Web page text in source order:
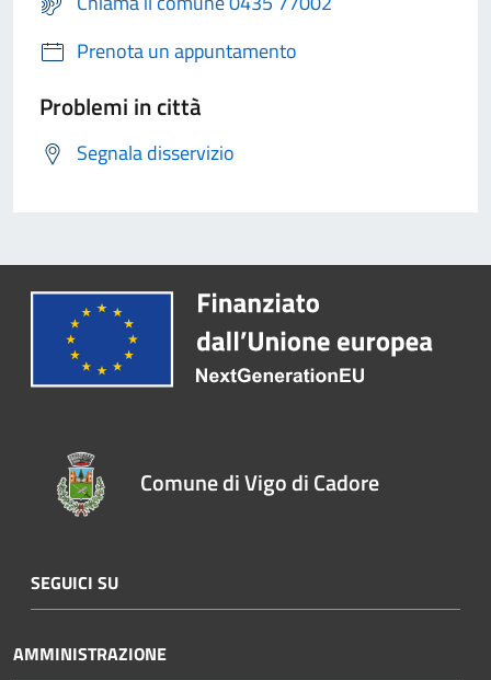
Prenota un appuntamento
Problemi in città
Segnala disservizio
Comune di Vigo di Cadore
SEGUICI SU
AMMINISTRAZIONE